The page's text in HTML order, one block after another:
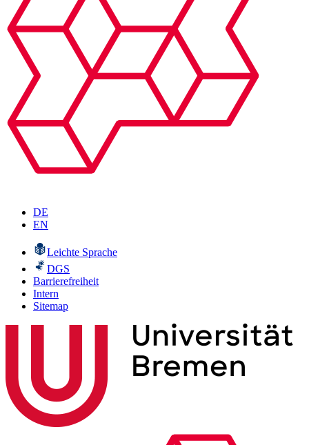
DE
EN
Leichte Sprache
DGS
Barrierefreiheit
Intern
Sitemap